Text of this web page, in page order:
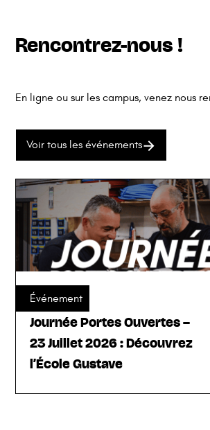
Rencontrez-nous !
En ligne ou sur les campus, venez nous
Voir tous les événements
Événement
Journée Portes Ouvertes –
23 Juillet 2026 : Découvrez
l’École Gustave